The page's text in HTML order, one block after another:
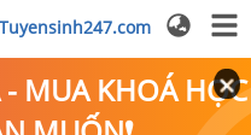
MUA KHOÁ HỌC